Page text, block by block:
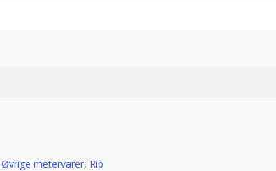
Øvrige metervarer, Rib